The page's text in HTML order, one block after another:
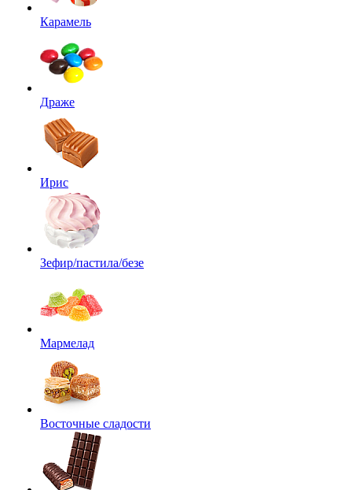
Карамель
Драже
Ирис
Зефир/пастила/безе
Мармелад
Восточные сладости